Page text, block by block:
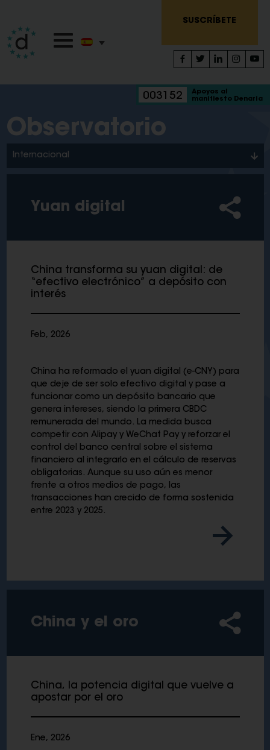
SUSCRÍBETE
003152
Apoyos al
manifiesto Denaria
Observatorio
Internacional
Yuan digital
China transforma su yuan digital: de
“efectivo electrónico” a depósito con
interés
Feb, 2026
China ha reformado el yuan digital (e-CNY) para
que deje de ser solo efectivo digital y pase a
funcionar como un depósito bancario que
genera intereses, siendo la primera CBDC
remunerada del mundo. La medida busca
competir con Alipay y WeChat Pay y reforzar el
control del banco central sobre el sistema
financiero al integrarlo en el cálculo de reservas
obligatorias. Aunque su uso aún es menor
frente a otros medios de pago, las
transacciones han crecido de forma sostenida
entre 2023 y 2025.
China y el oro
China, la potencia digital que vuelve a
apostar por el oro
Ene, 2026